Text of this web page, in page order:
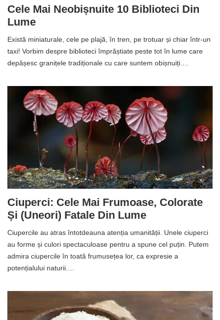
Cele Mai Neobișnuite 10 Biblioteci Din
Lume
Există miniaturale, cele pe plajă, în tren, pe trotuar și chiar într-un
taxi! Vorbim despre biblioteci împrăștiate peste tot în lume care
depășesc granițele tradiționale cu care suntem obișnuiți.…
Ciuperci: Cele Mai Frumoase, Colorate
Și (uneori) Fatale Din Lume
Ciupercile au atras întotdeauna atenția umanității. Unele ciuperci
au forme și culori spectaculoase pentru a spune cel puțin. Putem
admira ciupercile în toată frumusețea lor, ca expresie a
potențialului naturii.…